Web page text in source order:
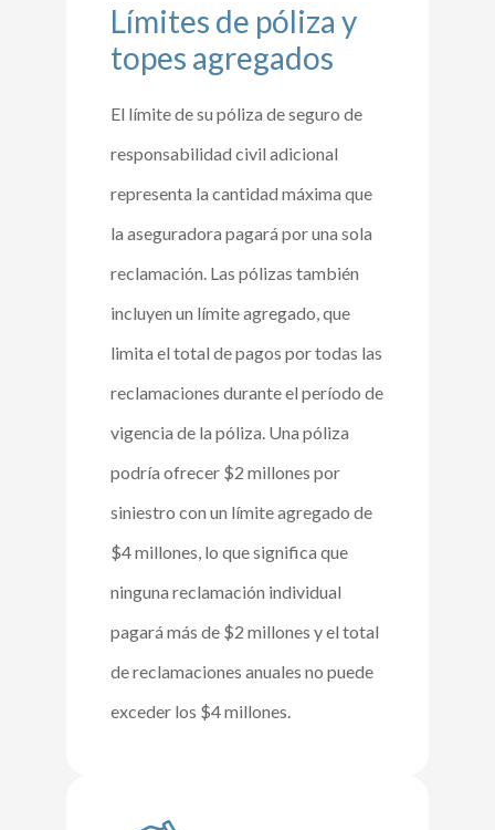
Límites de póliza y
topes agregados
El límite de su póliza de seguro de
responsabilidad civil adicional
representa la cantidad máxima que
la aseguradora pagará por una sola
reclamación. Las pólizas también
incluyen un límite agregado, que
limita el total de pagos por todas las
reclamaciones durante el período de
vigencia de la póliza. Una póliza
podría ofrecer $2 millones por
siniestro con un límite agregado de
$4 millones, lo que significa que
ninguna reclamación individual
pagará más de $2 millones y el total
de reclamaciones anuales no puede
exceder los $4 millones.